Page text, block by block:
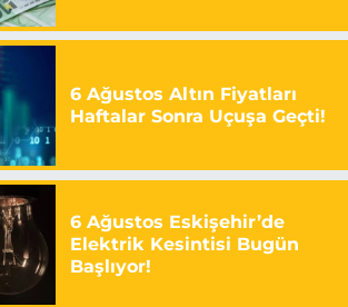
6 Ağustos Altın Fiyatları
Haftalar Sonra Uçuşa Geçti!
6 Ağustos Eskişehir’de
Elektrik Kesintisi Bugün
Başlıyor!